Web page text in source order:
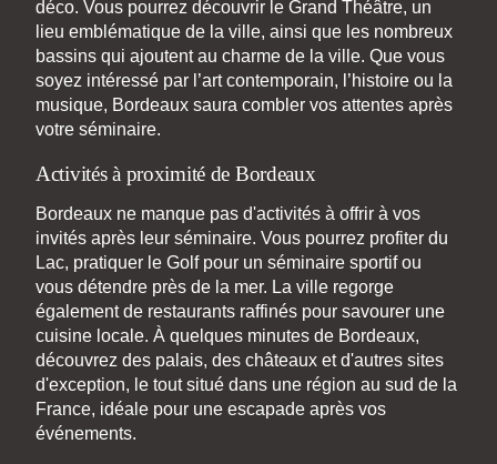
déco. Vous pourrez découvrir le Grand Théâtre, un
lieu emblématique de la ville, ainsi que les nombreux
bassins qui ajoutent au charme de la ville. Que vous
soyez intéressé par l’art contemporain, l’histoire ou la
musique, Bordeaux saura combler vos attentes après
votre séminaire.
Activités à proximité de Bordeaux
Bordeaux ne manque pas d'activités à offrir à vos
invités après leur séminaire. Vous pourrez profiter du
Lac, pratiquer le Golf pour un séminaire sportif ou
vous détendre près de la mer. La ville regorge
également de restaurants raffinés pour savourer une
cuisine locale. À quelques minutes de Bordeaux,
découvrez des palais, des châteaux et d'autres sites
d'exception, le tout situé dans une région au sud de la
France, idéale pour une escapade après vos
événements.